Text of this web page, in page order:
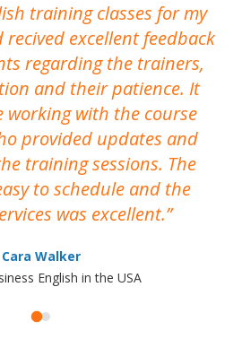
training classes for my
excellent feedback
regarding the trainers,
and their patience. It
working with the course
provided updates and
training sessions. The
to schedule and the
was excellent.
Cara Walker
English in the USA